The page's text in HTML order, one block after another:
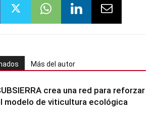
Más del autor
crea una red para reforzar
modelo de viticultura ecológica